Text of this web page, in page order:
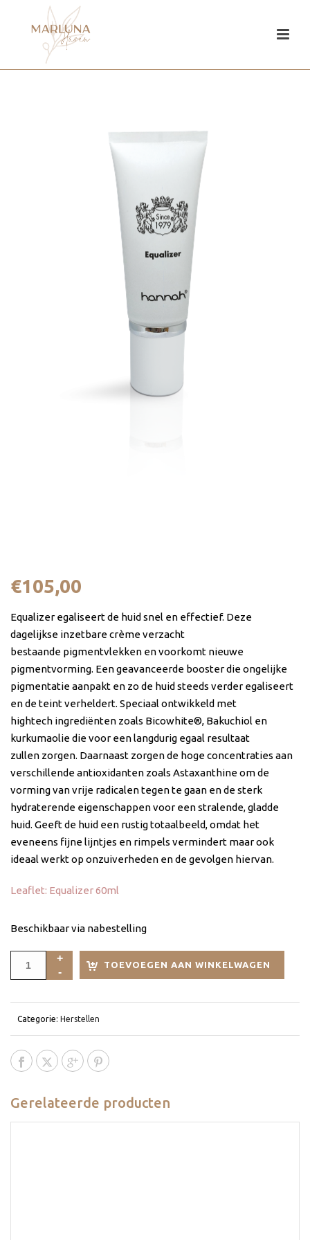
€105,00
Equalizer egaliseert de huid snel en effectief. Deze
dagelijkse inzetbare crème verzacht
bestaande pigmentvlekken en voorkomt nieuwe
pigmentvorming. Een geavanceerde booster die ongelijke
pigmentatie aanpakt en zo de huid steeds verder egaliseert
en de teint verheldert. Speciaal ontwikkeld met
hightech ingrediënten zoals Bicowhite®, Bakuchiol en
kurkumaolie die voor een langdurig egaal resultaat
zullen zorgen. Daarnaast zorgen de hoge concentraties aan
verschillende antioxidanten zoals Astaxanthine om de
vorming van vrije radicalen tegen te gaan en de sterk
hydraterende eigenschappen voor een stralende, gladde
huid. Geeft de huid een rustig totaalbeeld, omdat het
eveneens fijne lijntjes en rimpels vermindert maar ook
ideaal werkt op onzuiverheden en de gevolgen hiervan.
Leaflet: Equalizer 60ml
Beschikbaar via nabestelling
TOEVOEGEN AAN WINKELWAGEN
Categorie: Herstellen
Gerelateerde producten